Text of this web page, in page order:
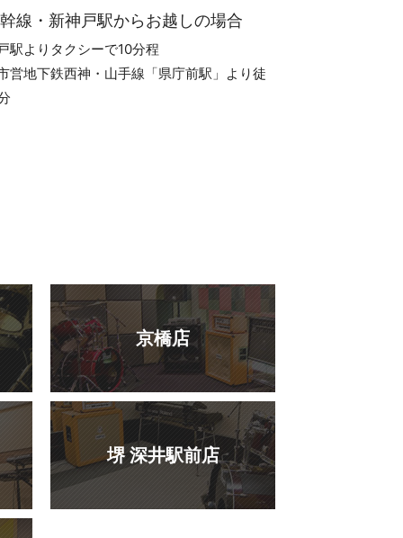
線・新神戸駅からお越しの場合
駅よりタクシーで10分程
営地下鉄西神・山手線「県庁前駅」より徒
京橋店
堺 深井駅前店